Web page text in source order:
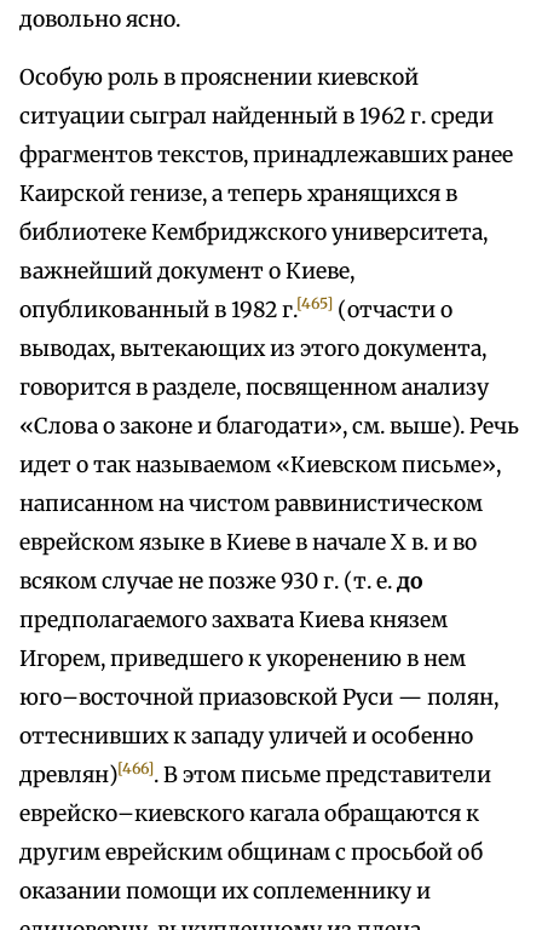
довольно ясно.
Особую роль в прояснении киевской
ситуации сыграл найденный в 1962 г. среди
фрагментов текстов, принадлежавших ранее
Каирской генизе, а теперь хранящихся в
библиотеке Кембриджского университета,
важнейший документ о Киеве,
опубликованный в 1982 г.[465] (отчасти о
выводах, вытекающих из этого документа,
говорится в разделе, посвященном анализу
«Слова о законе и благодати», см. выше). Речь
идет о так называемом «Киевском письме»,
написанном на чистом раввинистическом
еврейском языке в Киеве в начале X в. и во
всяком случае не позже 930 г. (т. е.до
предполагаемого захвата Киева князем
Игорем, приведшего к укоренению в нем
юго–восточной приазовской Руси — полян,
оттеснивших к западу уличей и особенно
древлян)[466]. В этом письме представители
еврейско–киевского кагала обращаются к
другим еврейским общинам с просьбой об
оказании помощи их соплеменнику и